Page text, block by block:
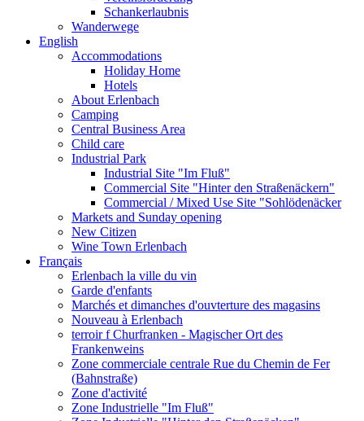
Schankerlaubnis
Wanderwege
English
Accommodations
Holiday Home
Hotels
About Erlenbach
Camping
Central Business Area
Child care
Industrial Park
Industrial Site "Im Fluß"
Commercial Site "Hinter den Straßenäckern"
Commercial / Mixed Use Site "Sohlödenäcker
Markets and Sunday opening
New Citizen
Wine Town Erlenbach
Français
Erlenbach la ville du vin
Garde d'enfants
Marchés et dimanches d'ouvterture des magasins
Nouveau à Erlenbach
terroir f Churfranken - Magischer Ort des
Frankenweins
Zone commerciale centrale Rue du Chemin de Fer
(Bahnstraße)
Zone d'activité
Zone Industrielle "Im Fluß"